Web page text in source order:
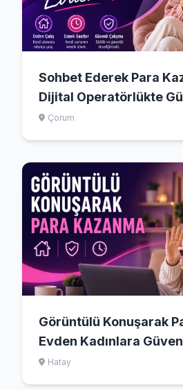
Sohbet Ederek Para
Dijital Operatörlükte
Başlangıç
Çorum
Görüntülü Konuşarak
Evden Kadınlara
Çalışma Yolu
Hatay